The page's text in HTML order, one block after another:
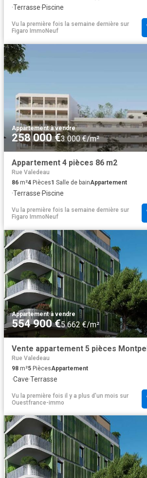
·Terrasse·Piscine
Vu la première fois la semaine dernière sur
Figaro ImmoNeuf
Appartement·à vendre
258 000 €3 000 €/m²
Appartement 4 pièces 86 m2
Rue Valedeau
86 m²4 Pièces1 Salle de bainAppartement
·Terrasse·Piscine
Vu la première fois la semaine dernière sur
Figaro ImmoNeuf
Appartement·à vendre
554 900 €5 662 €/m²
Vente appartement 5 pièces
Rue Valedeau
98 m²5 PiècesAppartement
·Cave·Terrasse
Vu la première fois il y a plus d'un mois sur
Ouestfrance-immo